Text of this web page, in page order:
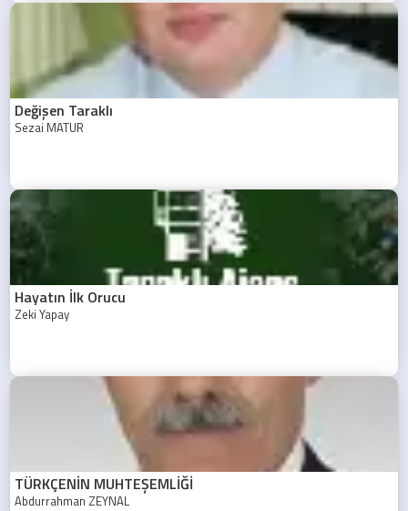
Değişen Taraklı
Sezai MATUR
Hayatın İlk Orucu
Zeki Yapay
TÜRKÇENİN MUHTEŞEMLİĞİ
Abdurrahman ZEYNAL